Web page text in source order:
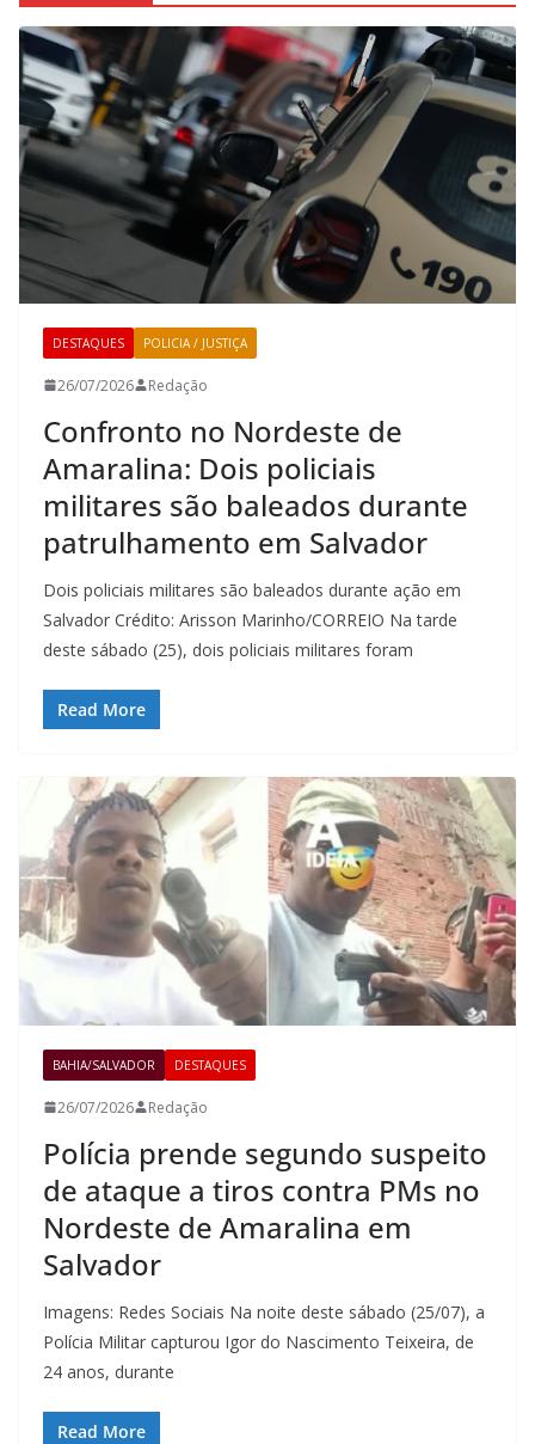
DESTAQUES POLICIA / JUSTIÇA
26/07/2026 Redação
Confronto no Nordeste de
Amaralina: Dois policiais
militares são baleados durante
patrulhamento em Salvador
Dois policiais militares são baleados durante ação em
Salvador Crédito: Arisson Marinho/CORREIO Na tarde
deste sábado (25), dois policiais militares foram
Read More
BAHIA/SALVADOR DESTAQUES
26/07/2026 Redação
Polícia prende segundo suspeito
de ataque a tiros contra PMs no
Nordeste de Amaralina em
Salvador
Imagens: Redes Sociais Na noite deste sábado (25/07), a
Polícia Militar capturou Igor do Nascimento Teixeira, de
24 anos, durante
Read More